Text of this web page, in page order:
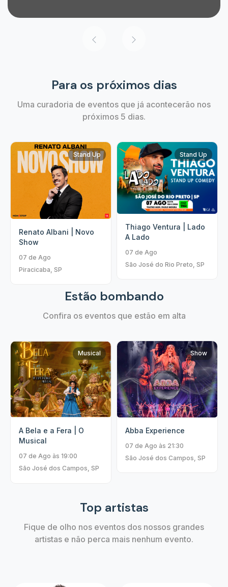
Para os próximos dias
Uma curadoria de eventos que já acontecerão nos
próximos 5 dias.
Stand Up
Renato Albani | Novo
Show
07 de Ago
Piracicaba, SP
Stand Up
Thiago Ventura | Lado
A Lado
07 de Ago
São José do Rio Preto, SP
Estão bombando
Confira os eventos que estão em alta
Musical
A Bela e a Fera | O
Musical
07 de Ago às 19:00
São José dos Campos, SP
Show
Abba Experience
07 de Ago às 21:30
São José dos Campos, SP
Top artistas
Fique de olho nos eventos dos nossos grandes
artistas e não perca mais nenhum evento.